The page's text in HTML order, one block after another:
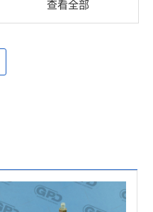
84468
查看全部